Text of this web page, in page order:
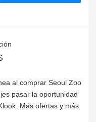
al comprar Seoul Zoo
pasar la oportunidad
Más ofertas y más